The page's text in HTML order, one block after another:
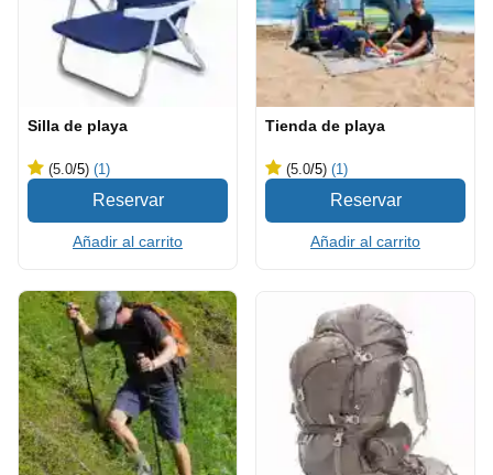
Silla de playa
(5.0/5) (1)
Añadir al carrito
Tienda de playa
(5.0/5) (1)
Añadir al carrito